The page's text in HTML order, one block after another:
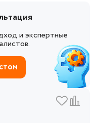
и экспертные